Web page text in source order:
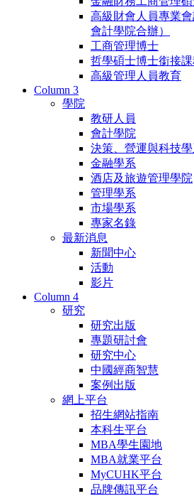
高級財會人員專業
會計學院合辦）
工商管理博士
哲學碩士博士銜接課
高級管理人員教育
Column 3
學院
教研人員
會計學院
決策、營運與科技學
金融學系
酒店及旅遊管理學院
管理學系
市場學系
專家名錄
最新消息
新聞中心
活動
影片
Column 4
研究
研究出版
專題研討會
研究中心
中國經商智慧
案例出版
網上平台
招生網站指南
本科生平台
MBA學生園地
MBA就業平台
MyCUHK平台
品牌傳訊平台